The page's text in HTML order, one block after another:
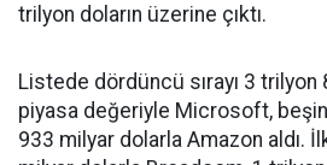
trilyon doların üzerine çıktı.
Listede dördüncü sırayı 3 trilyon
piyasa değeriyle Microsoft,
933 milyar dolarla Amazon aldı.